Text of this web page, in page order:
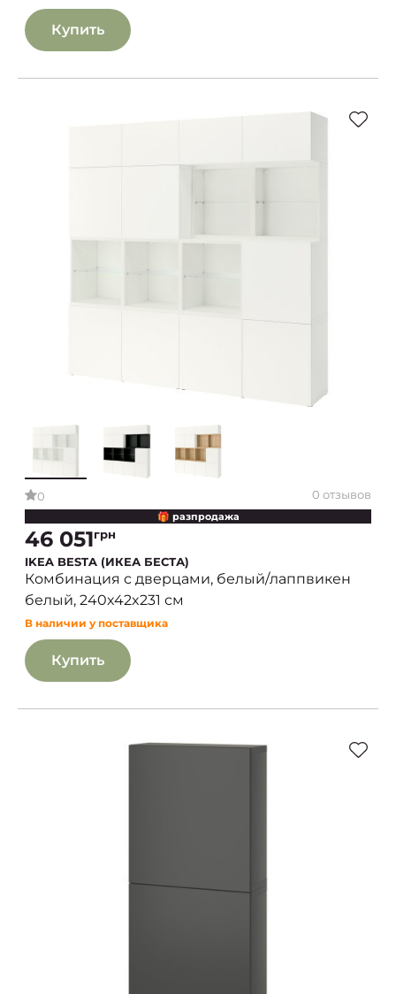
Купить
0 0 отзывов
🎁 разпродажа
46 051грн
IKEA BESTA (ИКЕА БЕСТА)
Комбинация с дверцами, белый/лаппвикен
белый, 240x42x231 см
В наличии у поставщика
Купить